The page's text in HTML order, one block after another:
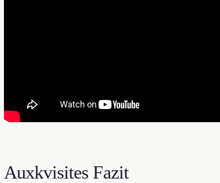
Auxkvisites Fazit